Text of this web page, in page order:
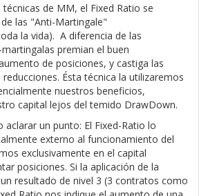
de MM, el Fixed Ratio se
las "Anti-Martingale"
la vida). A diferencia de las
premian el buen
de posiciones, y castiga las
Ésta técnica la utilizaremos
nuestros beneficios,
capital lejos del temido DrawDown.
aclarar un punto: El Fixed-Ratio lo
externo al funcionamiento del
exclusivamente en el capital
posiciones. Si la aplicación de la
resultado de nivel 3 (3 contratos como